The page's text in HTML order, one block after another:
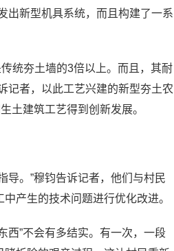
出新型机具系统，而且构建了一系
统夯土墙的3倍以上。而且，其耐
记者，以此工艺兴建的新型夯土农
土建筑工艺得到创新发展。
导。”穆钧告诉记者，他们与村民
产生的技术问题进行优化改进。
西”不会有多结实。有一次，一段